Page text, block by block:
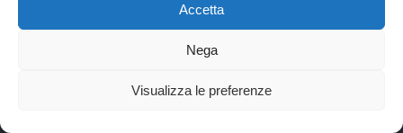
Accetta
Nega
Visualizza le preferenze
Interesse per Fitness, Dimagrimento, Tonificazione?
Interesse per Danza, Arti Circensi, Acrobatica Aerea e